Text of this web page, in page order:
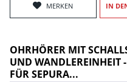
MERKEN IN
OHRHÖRER MIT
UND WANDLEREINHEIT
FÜR SEPURA...